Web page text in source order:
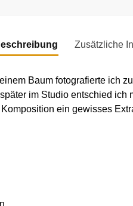
Zusätzliche
Baum fotografierte ich
im Studio entschied
ein gewisses